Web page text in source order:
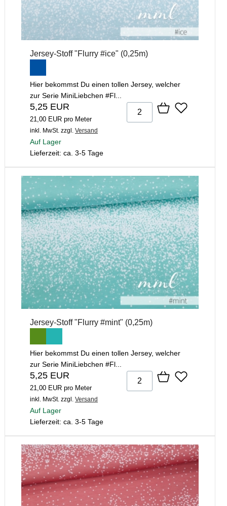
Jersey-Stoff "Flurry #ice" (0,25m)
Hier bekommst Du einen tollen Jersey, welcher
zur Serie MiniLiebchen #Fl...
5,25 EUR
21,00 EUR pro Meter
inkl. MwSt. zzgl. Versand
Auf Lager
Lieferzeit: ca. 3-5 Tage
Jersey-Stoff "Flurry #mint" (0,25m)
Hier bekommst Du einen tollen Jersey, welcher
zur Serie MiniLiebchen #Fl...
5,25 EUR
21,00 EUR pro Meter
inkl. MwSt. zzgl. Versand
Auf Lager
Lieferzeit: ca. 3-5 Tage